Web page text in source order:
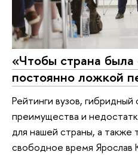
«Чтобы страна
постоянно ложкой
Рейтинги вузов,
преимущества и
для нашей страны, а также
свободное время Ярослав